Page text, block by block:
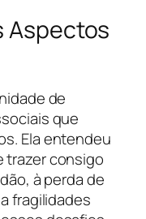
Aspectos
de
que
Ela entendeu
trazer consigo
à perda de
fragilidades